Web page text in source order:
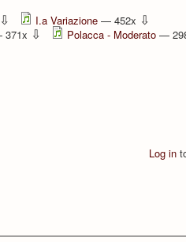
⇩ I.a Variazione — 452x ⇩
⇩ Polacca - Moderato —
Log in